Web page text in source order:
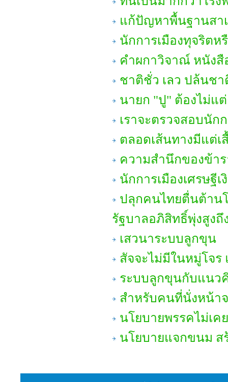
แก้ปัญหาพื้นฐานสา
นักการเมืองทุจริตห
คำผกาวิจาณ์ หนังสื
ชาติชั่ว เลว ปล้นช
นายก "ปู" ต้องไม่แ
เราจะตรวจสอบนัก
ตลอดเส้นทางมีแต่เ
ความสำนึกของข้า
นักการเมืองเศรษฐี
ปลุกคนไทยตื่นต้าน
รัฐบาลอภิสิทธิ์พุ่งสูงถึ
เสวนาระบบลูกขุน
สัจจะไม่มีในหมู่โจ
ระบบลูกขุนกับแนว
สำหรับคนที่นั่งหน้า
นโยบายพรรคไม่เค
นโยบายแจกขนม ส